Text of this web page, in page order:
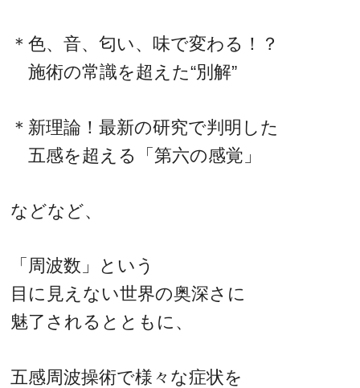
＊色、音、匂い、味で変わる！？
施術の常識を超えた“別解”
＊新理論！最新の研究で判明した
五感を超える「第六の感覚」
などなど、
「周波数」という
目に見えない世界の奥深さに
魅了されるとともに、
五感周波操術で様々な症状を